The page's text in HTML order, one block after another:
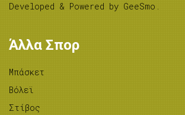
Developed & Powered by GeeSmo .
Άλλα Σπορ
Μπάσκετ
Βόλεϊ
Στίβος